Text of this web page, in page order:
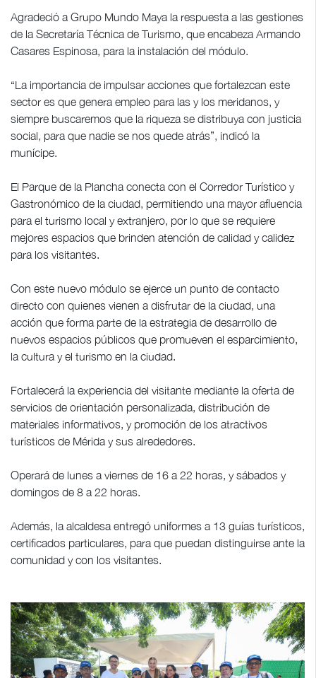
Agradeció a Grupo Mundo Maya la respuesta a las gestiones
de la Secretaría Técnica de Turismo, que encabeza Armando
Casares Espinosa, para la instalación del módulo.
“La importancia de impulsar acciones que fortalezcan este
sector es que genera empleo para las y los meridanos, y
siempre buscaremos que la riqueza se distribuya con justicia
social, para que nadie se nos quede atrás”, indicó la
munícipe.
El Parque de la Plancha conecta con el Corredor Turístico y
Gastronómico de la ciudad, permitiendo una mayor afluencia
para el turismo local y extranjero, por lo que se requiere
mejores espacios que brinden atención de calidad y calidez
para los visitantes.
Con este nuevo módulo se ejerce un punto de contacto
directo con quienes vienen a disfrutar de la ciudad, una
acción que forma parte de la estrategia de desarrollo de
nuevos espacios públicos que promueven el esparcimiento,
la cultura y el turismo en la ciudad.
Fortalecerá la experiencia del visitante mediante la oferta de
servicios de orientación personalizada, distribución de
materiales informativos, y promoción de los atractivos
turísticos de Mérida y sus alrededores.
Operará de lunes a viernes de 16 a 22 horas, y sábados y
domingos de 8 a 22 horas.
Además, la alcaldesa entregó uniformes a 13 guías turísticos,
certificados particulares, para que puedan distinguirse ante la
comunidad y con los visitantes.